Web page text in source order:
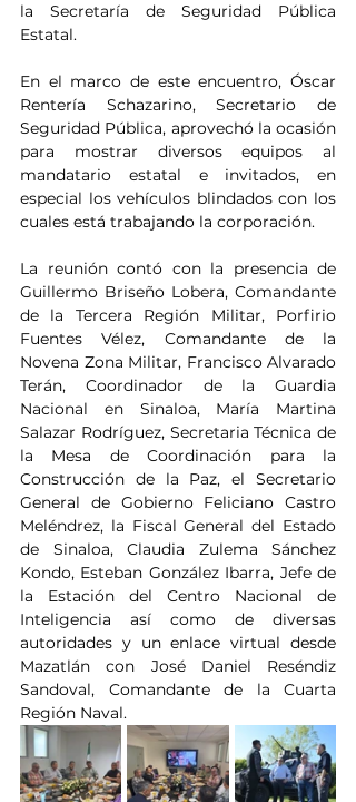
la Secretaría de Seguridad Pública
Estatal.
En el marco de este encuentro, Óscar
Rentería Schazarino, Secretario de
Seguridad Pública, aprovechó la ocasión
para mostrar diversos equipos al
mandatario estatal e invitados, en
especial los vehículos blindados con los
cuales está trabajando la corporación.
La reunión contó con la presencia de
Guillermo Briseño Lobera, Comandante
de la Tercera Región Militar, Porfirio
Fuentes Vélez, Comandante de la
Novena Zona Militar, Francisco Alvarado
Terán, Coordinador de la Guardia
Nacional en Sinaloa, María Martina
Salazar Rodríguez, Secretaria Técnica de
la Mesa de Coordinación para la
Construcción de la Paz, el Secretario
General de Gobierno Feliciano Castro
Meléndrez, la Fiscal General del Estado
de Sinaloa, Claudia Zulema Sánchez
Kondo, Esteban González Ibarra, Jefe de
la Estación del Centro Nacional de
Inteligencia así como de diversas
autoridades y un enlace virtual desde
Mazatlán con José Daniel Reséndiz
Sandoval, Comandante de la Cuarta
Región Naval.